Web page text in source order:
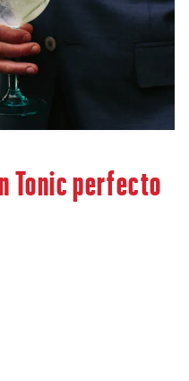
Tonic perfecto